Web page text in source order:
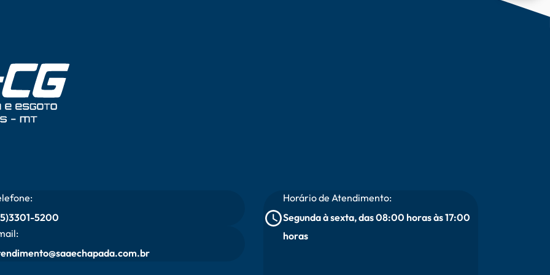
5200
Horário de Atendimento:
Segunda à sexta, das 08:00 horas às 17:00
horas